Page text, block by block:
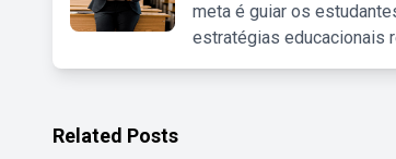
meta é guiar os
estratégias educacionais
Related Posts